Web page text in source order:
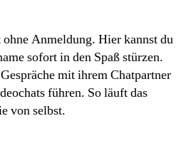
Anmeldung. Hier kannst du
sofort in den Spaß stürzen.
mit ihrem Chatpartner
führen. So läuft das
von selbst.